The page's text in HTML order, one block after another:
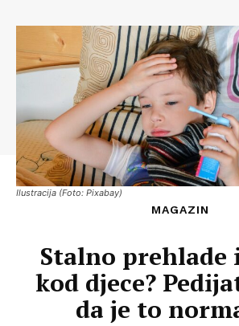
Ilustracija (Foto: Pixabay)
MAGAZIN
Stalno prehlade
kod djece?
da je to